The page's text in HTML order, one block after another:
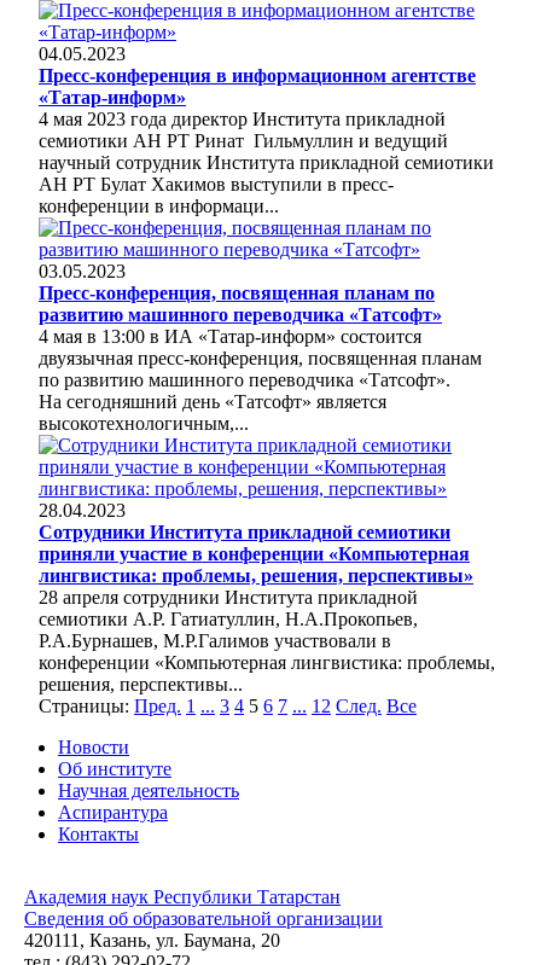
04.05.2023
Пресс-конференция в информационном агентстве
«Татар-информ»
4 мая 2023 года директор Института прикладной
семиотики АН РТ Ринат Гильмуллин и ведущий
научный сотрудник Института прикладной семиотики
АН РТ Булат Хакимов выступили в пресс-
конференции в информаци...
03.05.2023
Пресс-конференция, посвященная планам по
развитию машинного переводчика «Татсофт»
4 мая в 13:00 в ИА «Татар-информ» состоится
двуязычная пресс-конференция, посвященная планам
по развитию машинного переводчика «Татсофт».
На сегодняшний день «Татсофт» является
высокотехнологичным,...
28.04.2023
Сотрудники Института прикладной семиотики
приняли участие в конференции «Компьютерная
лингвистика: проблемы, решения, перспективы»
28 апреля сотрудники Института прикладной
семиотики А.Р. Гатиатуллин, Н.А.Прокопьев,
Р.А.Бурнашев, М.Р.Галимов участвовали в
конференции «Компьютерная лингвистика: проблемы,
решения, перспективы...
Страницы: Пред. 1 ... 3 4 5 6 7 ... 12 След. Все
Новости
Об институте
Научная деятельность
Аспирантура
Контакты
Академия наук Республики Татарстан
Сведения об образовательной организации
420111, Казань, ул. Баумана, 20